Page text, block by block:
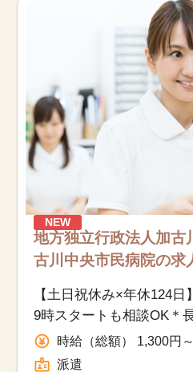
NEW
地方独立行政法人加
古川中央市民病院の求
務（受付・クラーク）/
【土日祝休み×年休124
9時スタートも相談OK＊
時給（総額） 1,300円
派遣